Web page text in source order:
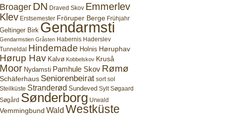
Broager DN Draved Skov Emmerlev
Klev Erstsemester Fröruper Berge Frühjahr
Geltinger Birk Gendarmsti
Gendarmstien Gråsten Habernis Haderslev
Tunneldal Hindemade Holnis Høruphav
Hørup Hav Kalvø Kobbelskov Kruså
Moor Nydamsti Pamhule Skov Rømø
Schäferhaus Seniorenbeirat sort sol
Steilküste Stranderød Sundeved Sylt Søgaard
Søgård Sønderborg Urwald
Vemmingbund Wald Westküste